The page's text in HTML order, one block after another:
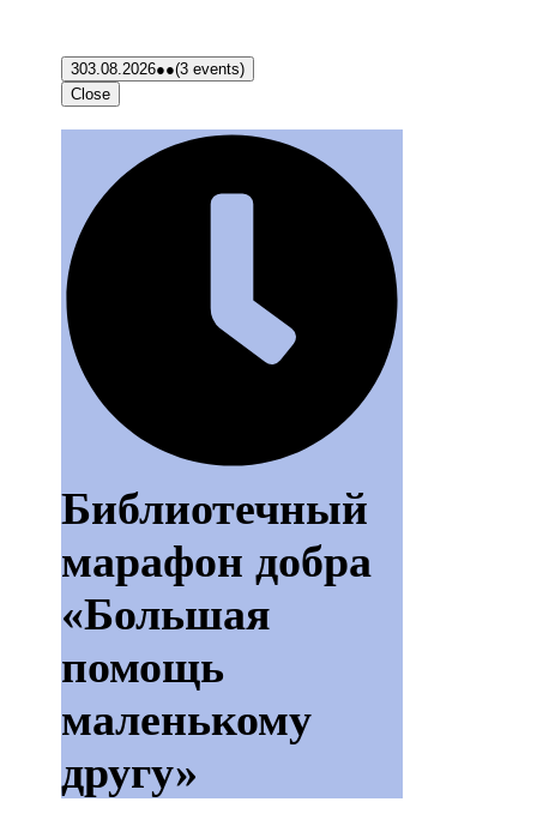
303.08.2026●●(3 events)
Close
Библиотечный
марафон добра
«Большая
помощь
маленькому
другу»